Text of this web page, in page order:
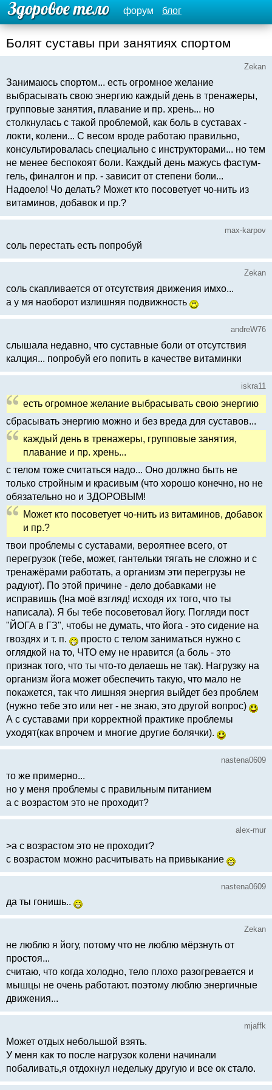
форум блог
Болят суставы при занятиях спортом
Zekan
Занимаюсь спортом... есть огромное желание
выбрасывать свою энергию каждый день в тренажеры,
групповые занятия, плавание и пр. хрень... но
столкнулась с такой проблемой, как боль в суставах -
локти, колени... С весом вроде работаю правильно,
консультировалась специально с инструкторами... но тем
не менее беспокоят боли. Каждый день мажусь фастум-
гель, финалгон и пр. - зависит от степени боли...
Надоело! Чо делать? Может кто посоветует чо-нить из
витаминов, добавок и пр.?
max-karpov
соль перестать есть попробуй
Zekan
соль скапливается от отсутствия движения имхо...
а у мя наоборот излишняя подвижность
andreW76
слышала недавно, что суставные боли от отсутствия
калция... попробуй его попить в качестве витаминки
iskra11
есть огромное желание выбрасывать свою энергию
сбрасывать энергию можно и без вреда для суставов...
каждый день в тренажеры, групповые занятия,
плавание и пр. хрень...
с телом тоже считаться надо... Оно должно быть не
только стройным и красивым (что хорошо конечно, но не
обязательно но и ЗДОРОВЫМ!
Может кто посоветует чо-нить из витаминов, добавок
и пр.?
твои проблемы с суставами, вероятнее всего, от
перегрузок (тебе, может, гантельки тягать не сложно и с
тренажёрами работать, а организм эти перегрузы не
радуют). По этой причине - дело добавками не
исправишь (!на моё взгляд! исходя их того, что ты
написала). Я бы тебе посоветовал йогу. Погляди пост
"ЙОГА в ГЗ", чтобы не думать, что йога - это сидение на
гвоздях и т. п.
просто с телом заниматься нужно с
оглядкой на то, ЧТО ему не нравится (а боль - это
признак того, что ты что-то делаешь не так). Нагрузку на
организм йога может обеспечить такую, что мало не
покажется, так что лишняя энергия выйдет без проблем
(нужно тебе это или нет - не знаю, это другой вопрос)
А с суставами при корректной практике проблемы
уходят(как впрочем и многие другие болячки).
nastena0609
то же примерно...
но у меня проблемы с правильным питанием
а с возрастом это не проходит?
alex-mur
>а с возрастом это не проходит?
с возрастом можно расчитывать на привыкание
nastena0609
да ты гонишь..
Zekan
не люблю я йогу, потому что не люблю мёрзнуть от
простоя...
считаю, что когда холодно, тело плохо разогревается и
мышцы не очень работают. поэтому люблю энергичные
движения...
mjaffk
Может отдых небольшой взять.
У меня как то после нагрузок колени начинали
побаливать,я отдохнул недельку другую и все ок стало.